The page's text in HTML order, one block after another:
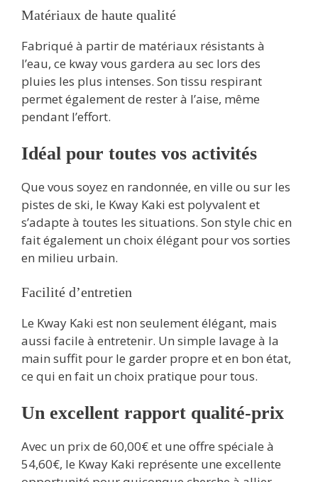
Matériaux de haute qualité
Fabriqué à partir de matériaux résistants à
l’eau, ce kway vous gardera au sec lors des
pluies les plus intenses. Son tissu respirant
permet également de rester à l’aise, même
pendant l’effort.
Idéal pour toutes vos activités
Que vous soyez en randonnée, en ville ou sur les
pistes de ski, le Kway Kaki est polyvalent et
s’adapte à toutes les situations. Son style chic en
fait également un choix élégant pour vos sorties
en milieu urbain.
Facilité d’entretien
Le Kway Kaki est non seulement élégant, mais
aussi facile à entretenir. Un simple lavage à la
main suffit pour le garder propre et en bon état,
ce qui en fait un choix pratique pour tous.
Un excellent rapport qualité-prix
Avec un prix de 60,00€ et une offre spéciale à
54,60€, le Kway Kaki représente une excellente